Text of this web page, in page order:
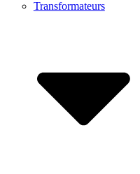
Transformateurs